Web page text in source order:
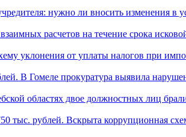
нужно ли вносить изменения в
расчетов на течение срока
уклонения от уплаты налогов при
В Гомеле прокуратура выявила
областях двое должностных лиц
тыс. рублей. Вскрыта коррупционная